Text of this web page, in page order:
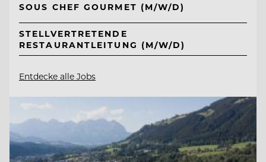
SOUS CHEF GOURMET (M/W/D)
STELLVERTRETENDE
RESTAURANTLEITUNG (M/W/D)
Entdecke alle Jobs